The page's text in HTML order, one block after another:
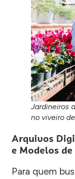
Jardineiros
no viveiro
Arquivos
e Modelos
Para quem